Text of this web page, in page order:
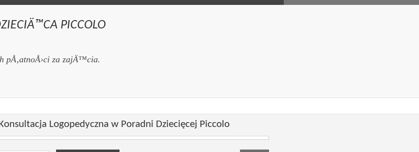
PICCOLO
pÅ‚atnoÅ›ci za zajÄ™cia.
Konsultacja Logopedyczna w Poradni Dziecięcej Piccolo